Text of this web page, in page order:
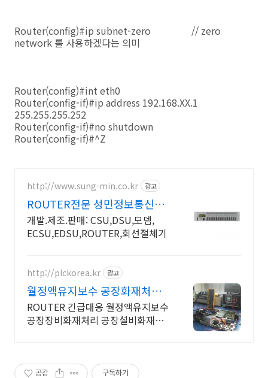
Router(config)#ip subnet-zero // zero
network 를 사용하겠다는 의미
Router(config)#int eth0
Router(config-if)#ip address 192.168.XX.1
255.255.255.252
Router(config-if)#no shutdown
Router(config-if)#^Z
http://www.sung-min.co.kr 광고
ROUTER전문 성민정보통신
CSU/DSU+네트웍통합전문
개발.제조.판매: CSU,DSU,모뎀,
ECSU,EDSU,ROUTER,회선절체기
http://plckorea.kr 광고
월정액유지보수 공장화재처리
산업자동화 장비판매수리보수
ROUTER 긴급대응 월정액유지보수
공장장비화재처리 공장설비화재보
공감 구독하기